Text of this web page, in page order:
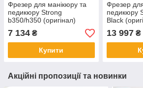
Фрезер для манікюру та
педикюру Strong
b350/h350 (оригінал)
7 134 ₴
Купити
Фрезер
педикюру
Black
13 997₴
Акційні пропозиції та новинки